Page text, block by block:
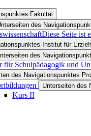
Fakultät
des
Diese Seite ist
Institut für
des
für Schulpädagogik und
des Navigationspunktes
Unterseiten des
Kurs II